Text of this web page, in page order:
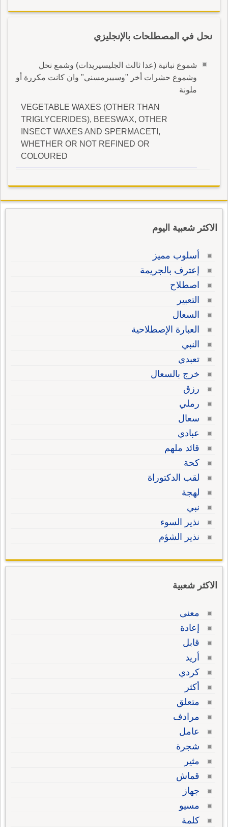
نحل في المصطلحات بالإنجليزي
شموع نباتية (عدا ثالث الجليسيريدات) وشمع نحل
وشموع حشرات أخر "وسييرمسني" وان كانت مكررة أو
ملونة
VEGETABLE WAXES (OTHER THAN
TRIGLYCERIDES), BEESWAX, OTHER
INSECT WAXES AND SPERMACETI,
WHETHER OR NOT REFINED OR
COLOURED
الاكثر شعبية اليوم
أسلوب مميز
إعترف بالجريمة
اصطلاح
التعبير
السعال
العبارة الإصطلاحية
النبي
تعبدي
خرج بالسعال
رزق
رملي
سعال
عبادي
قائد ملهم
كحة
لقب الدكتوراة
لهجة
نبي
نذير السوء
نذير الشؤم
الاكثر شعبية
معنى
إعادة
قابل
أريد
كردي
أكثر
متعلق
مرادف
عامل
شجرة
مثير
قماش
جهاز
مسيو
كلمة